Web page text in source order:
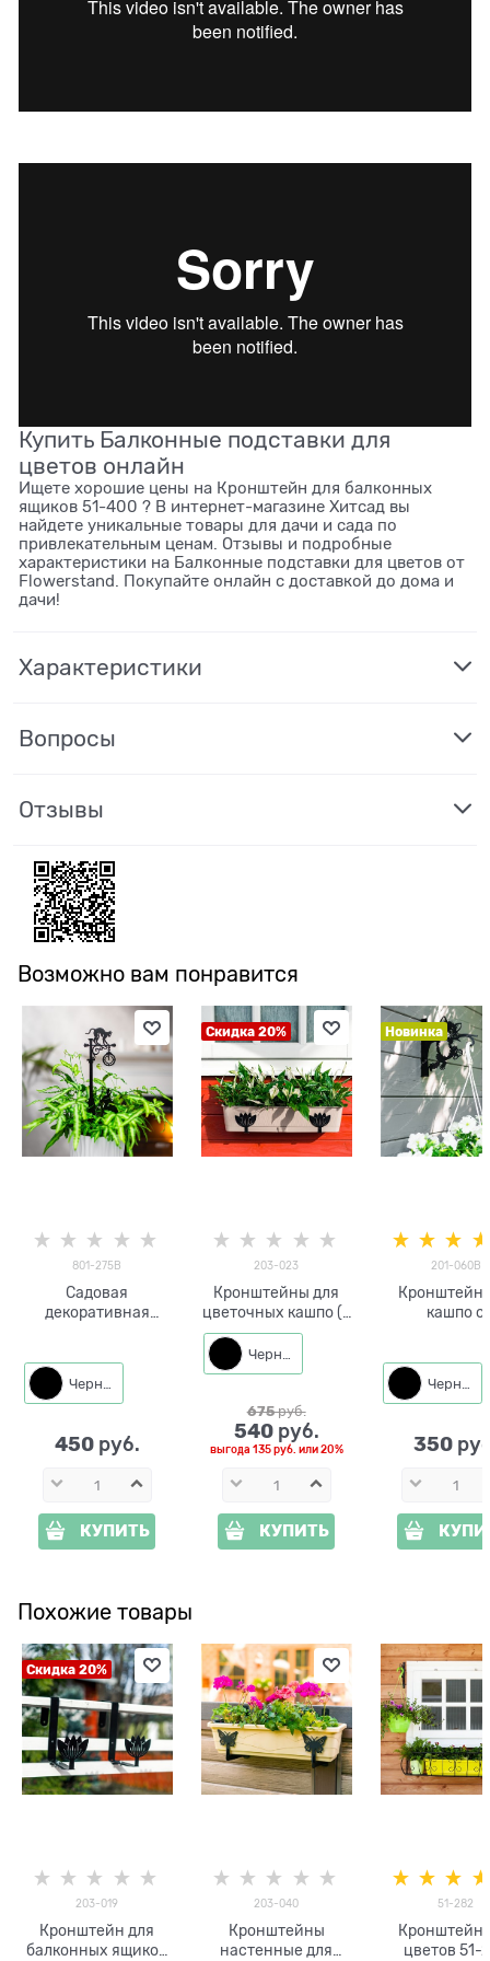
Купить Балконные подставки для
цветов онлайн
Ищете хорошие цены на Кронштейн для балконных
ящиков 51-400 ? В интернет-магазине Хитсад вы
найдете уникальные товары для дачи и сада по
привлекательным ценам. Отзывы и подробные
характеристики на Балконные подставки для цветов от
Flowerstand. Покупайте онлайн с доставкой до дома и
дачи!
Характеристики
Вопросы
Отзывы
Возможно вам понравится
801-275B
Садовая
декоративная
h=40 см металл
450 руб.
КУПИТЬ
Скидка 20%
203-023
Кронштейны для
цветочных кашпо (2
шт) 203-023
675 руб.
540 руб.
выгода 135 руб. или20%
КУПИТЬ
Новинка
201-060B
Кронштейн
кашпо с
металл
350
Похожие товары
Скидка 20%
203-019
Кронштейн для
балконных ящиков
203-040
Кронштейны
настенные для
51-282
Кронштейн
цветов 51-